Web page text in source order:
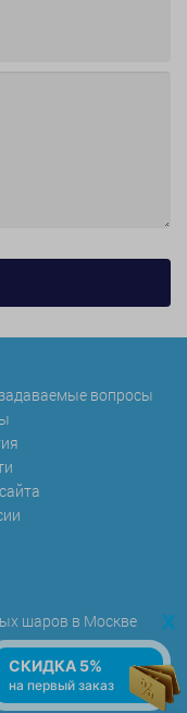
вопросы
шаров в Москве
x
СКИДКА 5%
на первый заказ